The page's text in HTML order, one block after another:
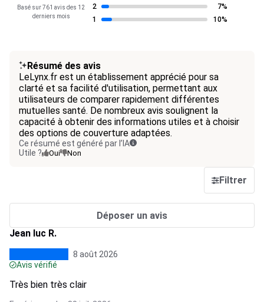
Basé sur 761 avis des 12
derniers mois
2
7%
1
10%
Résumé des avis
LeLynx.fr est un établissement apprécié pour sa
clarté et sa facilité d'utilisation, permettant aux
utilisateurs de comparer rapidement différentes
mutuelles santé. De nombreux avis soulignent la
capacité à obtenir des informations utiles et à choisir
des options de couverture adaptées.
Ce résumé est généré par l’IA
Utile ?
Oui Non
Filtrer
Déposer un avis
Jean luc R.
8 août 2026
Avis vérifié
Très bien très clair